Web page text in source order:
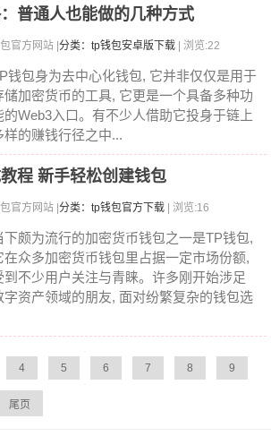
普通人也能做的几种方式
官方网站 | 分类：tp钱包安卓版下载 | 浏览:22
钱包身为去中心化钱包, 它并非仅仅是用于
储加密货币的工具, 它更是一个具备多种功
的Web3入口。有不少人借助它投身于链上
样的赚钱行径之中...
程 新手轻松创建钱包
官方网站 | 分类：tp钱包官方下载 | 浏览:16
下颇为流行的加密货币钱包之一是TP钱包,
在众多加密货币钱包里占据一定市场份额,
到不少用户关注与青睐。许多刚开始涉足
字资产领域的朋友, 面对纷繁复杂的钱包选
4 5 6 7 8 9
尾页